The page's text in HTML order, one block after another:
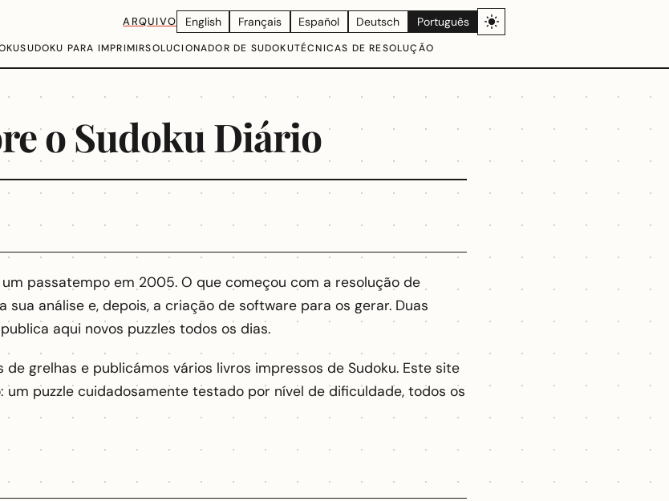
ARQUIVO English Français Español Deutsch Português
SUDOKU PARA IMPRIMIRSOLUCIONADOR DE SUDOKUTÉCNICAS DE RESOLUÇÃO
o Sudoku Diário
passatempo em 2005. O que começou com a resolução de
sua análise e, depois, a criação de software para os gerar. Duas
aqui novos puzzles todos os dias.
de grelhas e publicámos vários livros impressos de Sudoku. Este site
um puzzle cuidadosamente testado por nível de dificuldade, todos os